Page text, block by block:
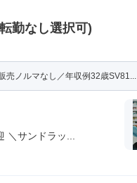
勤なし選択可)
売ノルマなし／年収例32歳SV81...
サンドラッ...